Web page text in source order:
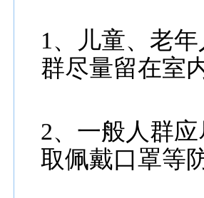
1、儿童、老
群尽量留在室
2、一般人群
取佩戴口罩等